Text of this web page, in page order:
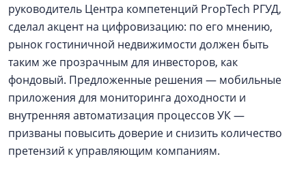
руководитель Центра компетенций PropTech РГУД,
сделал акцент на цифровизацию: по его мнению,
рынок гостиничной недвижимости должен быть
таким же прозрачным для инвесторов, как
фондовый. Предложенные решения — мобильные
приложения для мониторинга доходности и
внутренняя автоматизация процессов УК —
призваны повысить доверие и снизить количество
претензий к управляющим компаниям.